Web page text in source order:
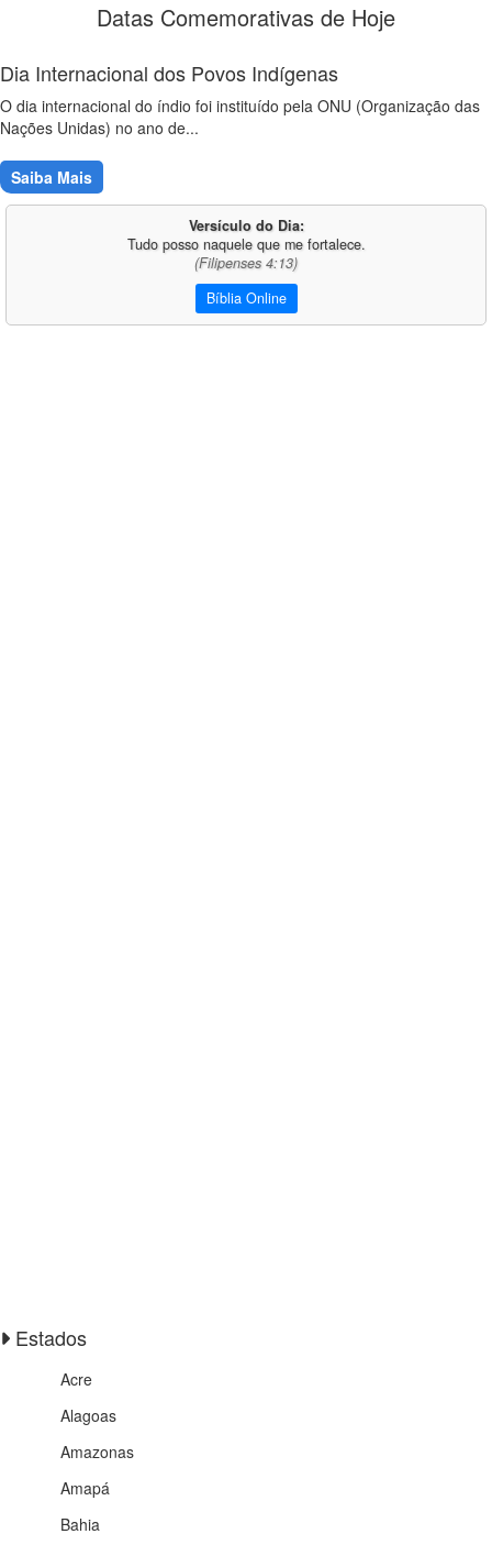
Datas Comemorativas de Hoje
Dia Internacional dos Povos Indígenas
O dia internacional do índio foi instituído pela ONU (Organização das
Nações Unidas) no ano de...
Saiba Mais
Versículo do Dia:
Tudo posso naquele que me fortalece.
(Filipenses 4:13)
Bíblia Online
Estados
Acre
Alagoas
Amazonas
Amapá
Bahia